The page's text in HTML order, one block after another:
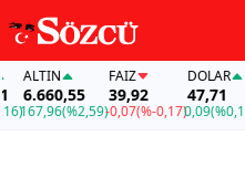
(%2,59)
FAİZ
39,92
-0,07(%-0,17)
DOLAR
47,71
0,09(%0,18)